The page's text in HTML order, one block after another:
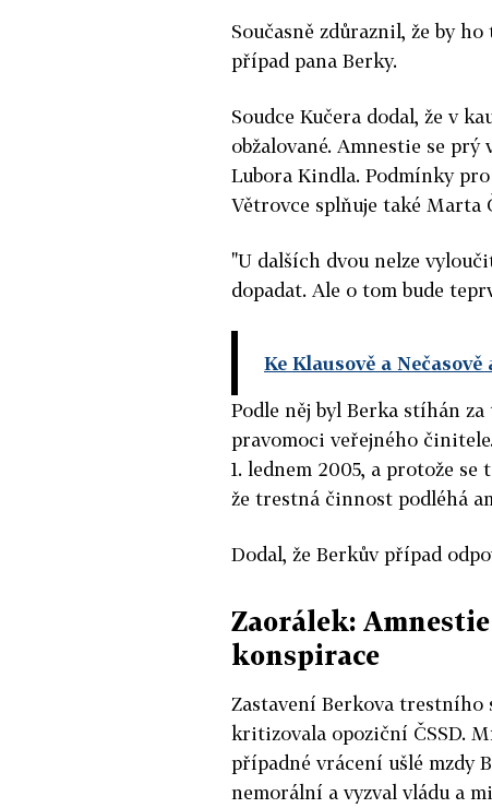
Současně zdůraznil, že by
případ pana Berky.
Soudce Kučera dodal, že v
obžalované. Amnestie se
Lubora Kindla. Podmínky
Větrovce splňuje také Marta
"U dalších dvou nelze
dopadat. Ale o tom bude
Ke Klausově a
Podle něj byl Berka stíhán
pravomoci veřejného
1. lednem 2005, a protože
že trestná činnost podléhá
Dodal, že Berkův případ
Zaorálek:
konspirace
Zastavení Berkova
kritizovala opoziční ČSSD.
případné vrácení ušlé mzdy
nemorální a vyzval vládu a